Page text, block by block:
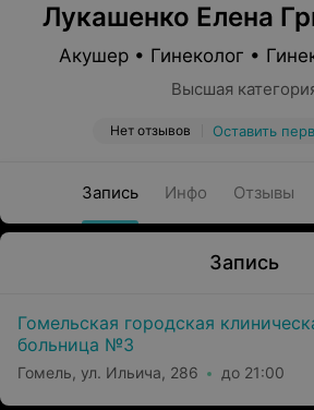
Лукашенко Елена
Акушер • Гинеколог •
Высшая
Нет отзывов Оставить
Запись Инфо Отзывы
Запись
Гомельская городская
больница №3
Гомель, ул. Ильича, 286 до 21:00